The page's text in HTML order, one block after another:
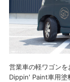
営業車の軽ワゴンを
Dippin' Paint車用塗